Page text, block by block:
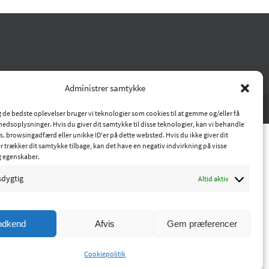
Administrer samtykke
de bedste oplevelser bruger vi teknologier som cookies til at gemme og/eller få
Hvis du giver dit samtykke til disse teknologier, kan vi behandle
browsingadfærd eller unikke ID'er på dette websted. Hvis du ikke giver dit
trækker dit samtykke tilbage, kan det have en negativ indvirkning på visse
Altid aktiv
Afvis Gem præferencer
Cookiepolitik